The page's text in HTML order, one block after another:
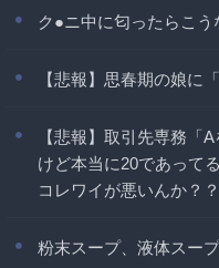
ク●ニ中に匂ったらこう
【悲報】思春期の娘に
【悲報】取引先専務
けど本当に20であって
コレワイが悪いんか？
粉末スープ、液体スー